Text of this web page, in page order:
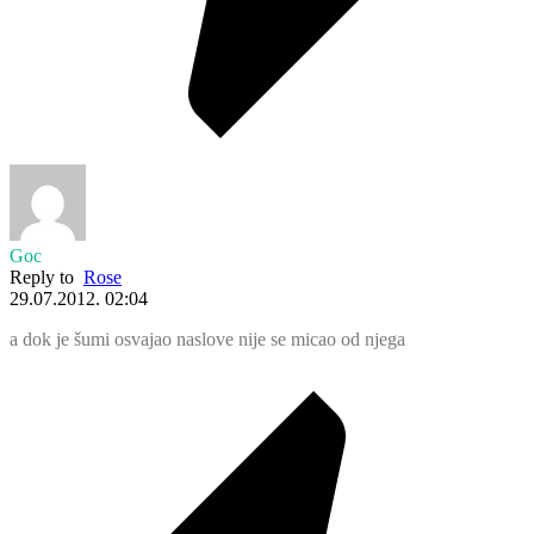
Goc
Reply to Rose
29.07.2012. 02:04
a dok je šumi osvajao naslove nije se micao od njega